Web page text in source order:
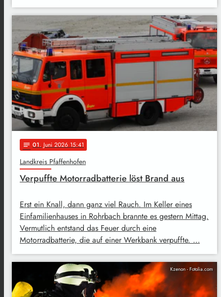
notes 01. Juni 2026 15:41
Landkreis Pfaffenhofen
Verpuffte Motorradbatterie löst Brand aus
Erst ein Knall, dann ganz viel Rauch. Im Keller eines
Einfamilienhauses in Rohrbach brannte es gestern Mittag.
Vermutlich entstand das Feuer durch eine
Motorradbatterie, die auf einer Werkbank verpuffte. …
Kzenon - Fotolia.com